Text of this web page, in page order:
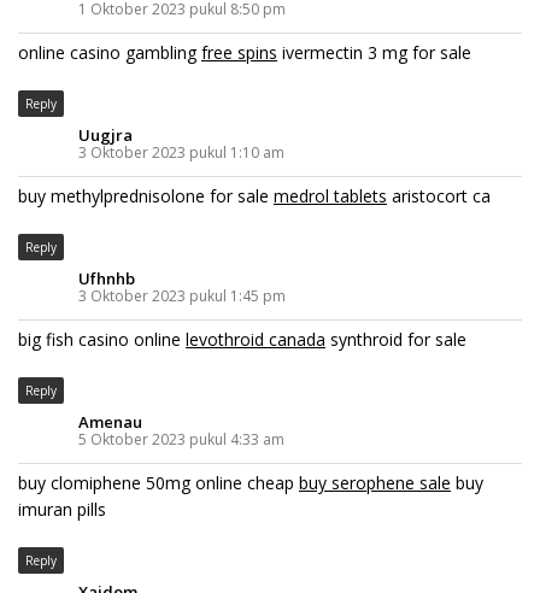
1 Oktober 2023 pukul 8:50 pm
online casino gamblingfree spins ivermectin 3 mg for sale
Reply
Uugjra
3 Oktober 2023 pukul 1:10 am
buy methylprednisolone for sale medrol tablets aristocort ca
Reply
Ufhnhb
3 Oktober 2023 pukul 1:45 pm
big fish casino online levothroid canada synthroid for sale
Reply
Amenau
5 Oktober 2023 pukul 4:33 am
buy clomiphene 50mg online cheap buy serophene sale buy
imuran pills
Reply